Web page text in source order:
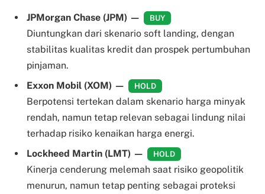
JPMorgan Chase (JPM) — BUY
Diuntungkan dari skenario soft landing, dengan
stabilitas kualitas kredit dan prospek pertumbuhan
pinjaman.
Exxon Mobil (XOM) —
HOLD
Berpotensi tertekan dalam skenario harga minyak
rendah, namun tetap relevan sebagai lindung nilai
terhadap risiko kenaikan harga energi.
Lockheed Martin (LMT) —
HOLD
Kinerja cenderung melemah saat risiko geopolitik
menurun, namun tetap penting sebagai proteksi